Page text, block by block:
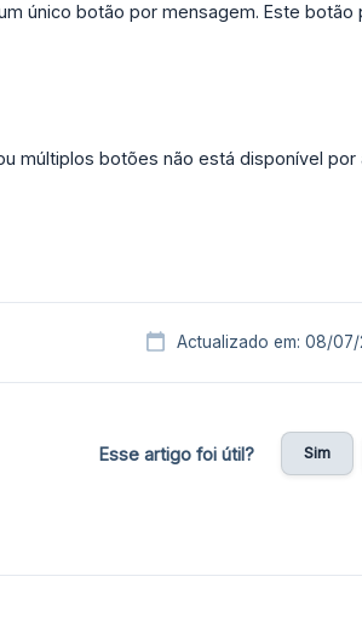
único botão por mensagem. Este botão
múltiplos botões não está disponível por
Actualizado em: 08/
Esse artigo foi útil? Sim